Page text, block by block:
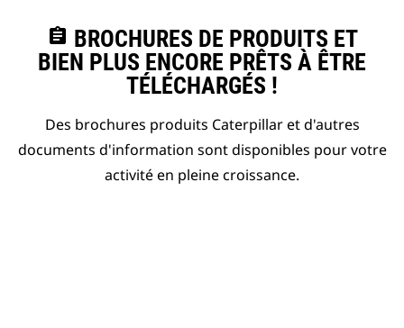
assignment BROCHURES DE PRODUITS ET
BIEN PLUS ENCORE PRÊTS À ÊTRE
TÉLÉCHARGÉS !
Des brochures produits Caterpillar et d'autres
documents d'information sont disponibles pour votre
activité en pleine croissance.